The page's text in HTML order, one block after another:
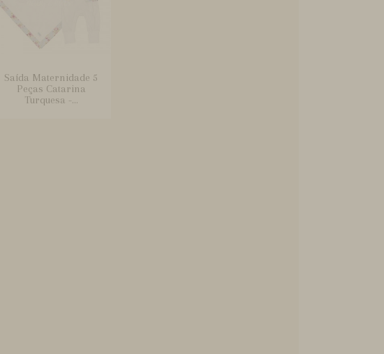
Saída Maternidade 5
Peças Catarina
Turquesa -...